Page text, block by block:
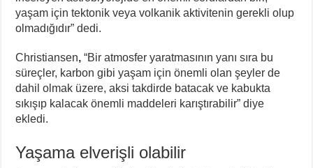
yaşam için tektonik veya volkanik aktivitenin gerekli olup
olmadığıdır” dedi.
Christiansen,“Bir atmosfer yaratmasının yanı sıra bu
süreçler, karbon gibi yaşam için önemli olan şeyler de
dahil olmak üzere, aksi takdirde batacak ve kabukta
sıkışıp kalacak önemli maddeleri karıştırabilir” diye
ekledi.
Yaşama elverişli olabilir